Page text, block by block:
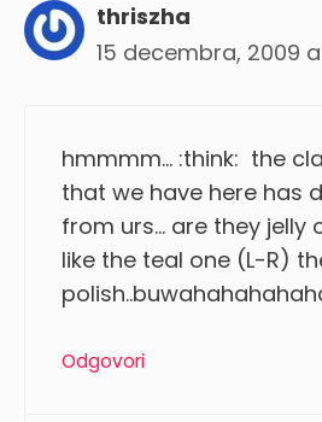
thriszha
15 decembra, 2009
hmmmm… :think: the
that we have here has
from urs… are they jelly
like the teal one (L-R)
Odgovori